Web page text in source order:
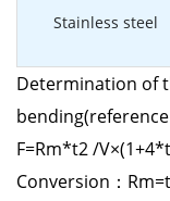
Stainless steel
Determination of
F=Rm*t2 /
Conversion：